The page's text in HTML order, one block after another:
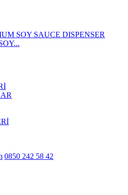
SOY SAUCE DISPENSER
0850 242 58 42